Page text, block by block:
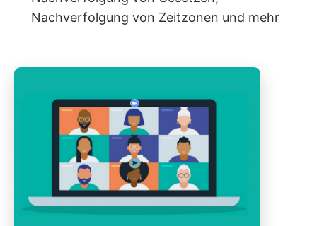
Nachverfolgung von Zeitzonen und mehr